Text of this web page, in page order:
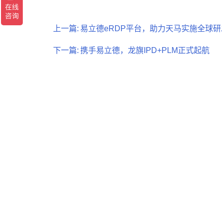
上一篇: 易立德eRDP平台，助力天马实施全球
下一篇: 携手易立德，龙旗IPD+PLM正式起航